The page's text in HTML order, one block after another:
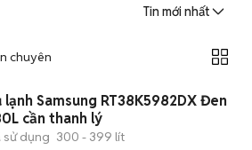
Tin mới nhất
chuyên
lạnh Samsung RT38K5982DX Đen
cần thanh lý
sử dụng 300 - 399 lít